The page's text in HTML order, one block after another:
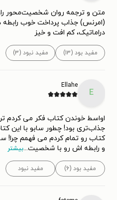
متن و ترجمه روان شخصیت‌محور
(امرنس) جذاب پرداخت خوب
دراماتیک، کم افت و خیز
مفید بود (۱۳) مفید نبود (۳)
E
Ellahe
اواسط خوندن کتاب فکر می کردم
جذاب‌تری بود! چطور سابو با این
کتاب رو تمام کردم می فهمم
و رابطه اش رو با شخصیت...بیشتر
مفید بود (۶) مفید نبود